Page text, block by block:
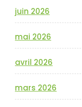
juin 2026
mai 2026
avril 2026
mars 2026